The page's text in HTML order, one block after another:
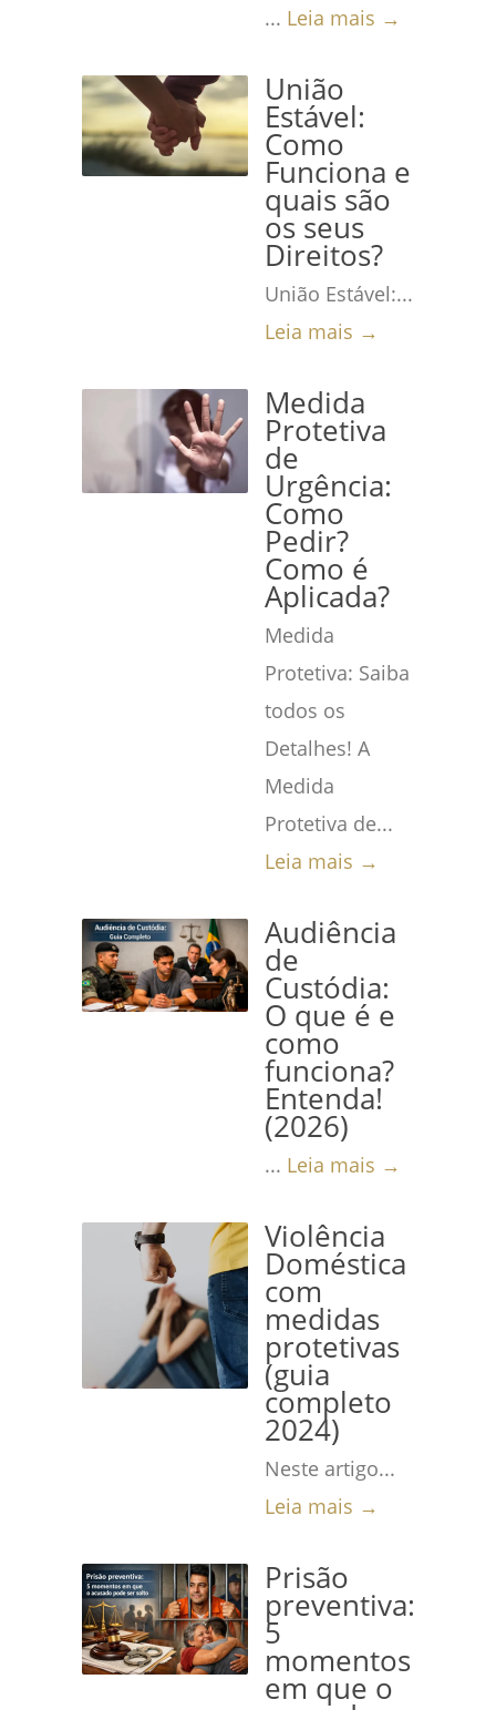
... Leia mais →
União
Estável:
Como
Funciona e
quais são
os seus
Direitos?
União Estável:...
Leia mais →
Medida
Protetiva
de
Urgência:
Como
Pedir?
Como é
Aplicada?
Medida
Protetiva: Saiba
todos os
Detalhes! A
Medida
Protetiva de...
Leia mais →
Audiência
de
Custódia:
O que é e
como
funciona?
Entenda!
(2026)
... Leia mais →
Violência
Doméstica
com
medidas
protetivas
(guia
completo
2024)
Neste artigo...
Leia mais →
Prisão
preventiva:
5
momentos
em que o